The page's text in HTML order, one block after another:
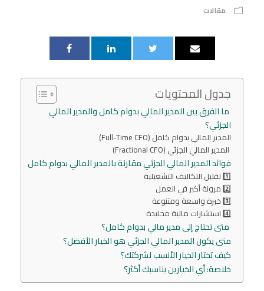
مقالات
جدول المحتويات
ما الفرق بين المدير المالي بدوام كامل والمدير المالي
الجزئي؟
المدير المالي بدوام كامل (Full-Time CFO)
المدير المالي الجزئي (Fractional CFO)
فوائد المدير المالي الجزئي مقارنة بالمدير المالي بدوام كامل
1️⃣ تقليل التكاليف التشغيلية
2️⃣ مرونة أكبر في العمل
3️⃣ خبرة واسعة ومتنوعة
4️⃣ استشارات مالية محايدة
متى تحتاج إلى مدير مالي بدوام كامل؟
متى يكون المدير المالي الجزئي هو الخيار الأفضل؟
كيف تختار الخيار الأنسب لشركتك؟
خلاصة: أي الخيارين يناسبك أكثر؟